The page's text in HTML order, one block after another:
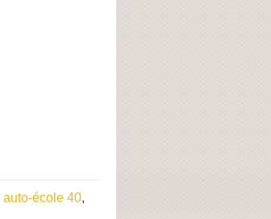
auto-école 40,